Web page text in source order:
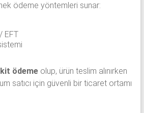
ödeme yöntemleri sunar:
EFT
ödemeolup, ürün teslim alınırken
satıcı için güvenli bir ticaret ortamı